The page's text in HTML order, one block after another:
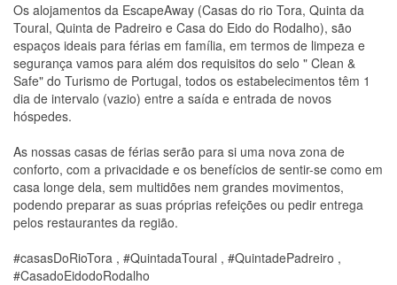
Os alojamentos da EscapeAway (Casas do rio Tora, Quinta da
Toural, Quinta de Padreiro e Casa do Eido do Rodalho), são
espaços ideais para férias em família, em termos de limpeza e
segurança vamos para além dos requisitos do selo " Clean &
Safe" do Turismo de Portugal, todos os estabelecimentos têm 1
dia de intervalo (vazio) entre a saída e entrada de novos
hóspedes.
As nossas casas de férias serão para si uma nova zona de
conforto, com a privacidade e os benefícios de sentir-se como em
casa longe dela, sem multidões nem grandes movimentos,
podendo preparar as suas próprias refeições ou pedir entrega
pelos restaurantes da região.
#casasDoRioTora , #QuintadaToural , #QuintadePadreiro ,
#CasadoEidodoRodalho